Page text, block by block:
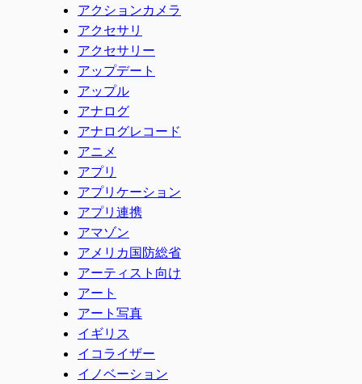
アクションカメラ
アクセサリ
アクセサリー
アップデート
アップル
アナログ
アナログレコード
アニメ
アプリ
アプリケーション
アプリ連携
アマゾン
アメリカ国防総省
アーティスト向け
アート
アート写真
イギリス
イコライザー
イノベーション